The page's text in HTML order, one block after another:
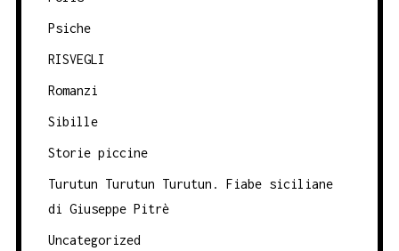
Psiche
RISVEGLI
Romanzi
Sibille
Storie piccine
Turutun Turutun Turutun. Fiabe siciliane
di Giuseppe Pitrè
Uncategorized